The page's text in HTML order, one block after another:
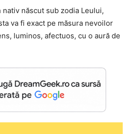
născut sub zodia Leului,
va fi exact pe măsura nevoilor
luminos, afectuos, cu o aură de